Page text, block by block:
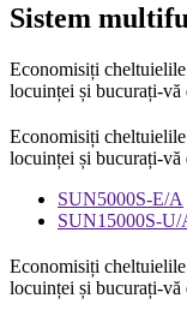
Sistem
Economisiți
locuinței și bucurați-vă
Economisiți
locuinței și bucurați-vă
SUN5000S-E/A
SUN15000S-U/
Economisiți
locuinței și bucurați-vă